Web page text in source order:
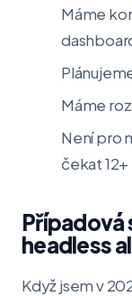
Máme
Máme
Není pro
čekat
Případová
headless
Když jsem v